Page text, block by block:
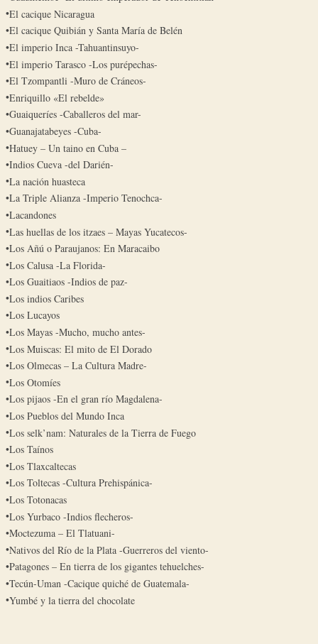
El cacique Nicaragua
El cacique Quibián y Santa María de Belén
El imperio Inca -Tahuantinsuyo-
El imperio Tarasco -Los purépechas-
El Tzompantli -Muro de Cráneos-
Enriquillo «El rebelde»
Guaiqueríes -Caballeros del mar-
Guanajatabeyes -Cuba-
Hatuey – Un taino en Cuba –
Indios Cueva -del Darién-
La nación huasteca
La Triple Alianza -Imperio Tenochca-
Lacandones
Las huellas de los itzaes – Mayas Yucatecos-
Los Añú o Paraujanos: En Maracaibo
Los Calusa -La Florida-
Los Guaitiaos -Indios de paz-
Los indios Caribes
Los Lucayos
Los Mayas -Mucho, mucho antes-
Los Muiscas: El mito de El Dorado
Los Olmecas – La Cultura Madre-
Los Otomíes
Los pijaos -En el gran río Magdalena-
Los Pueblos del Mundo Inca
Los selk’nam: Naturales de la Tierra de Fuego
Los Taínos
Los Tlaxcaltecas
Los Toltecas -Cultura Prehispánica-
Los Totonacas
Los Yurbaco -Indios flecheros-
Moctezuma – El Tlatuani-
Nativos del Río de la Plata -Guerreros del viento-
Patagones – En tierra de los gigantes tehuelches-
Tecún-Uman -Cacique quiché de Guatemala-
Yumbé y la tierra del chocolate